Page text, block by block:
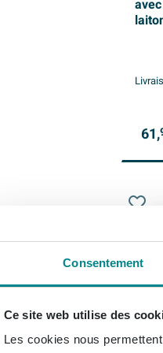
Consentement
Ce site web utilise des
Les cookies nous
61,